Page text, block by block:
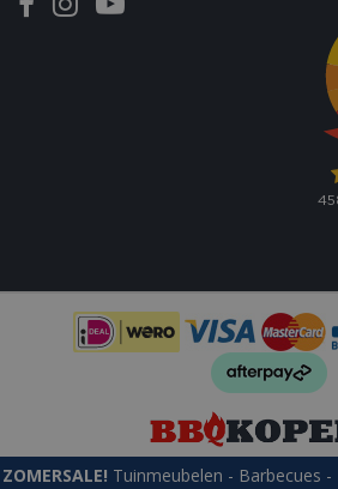
ZOMERSALE! Tuinmeubelen - Barbecues
© bbqkopen.nl Green Solutions